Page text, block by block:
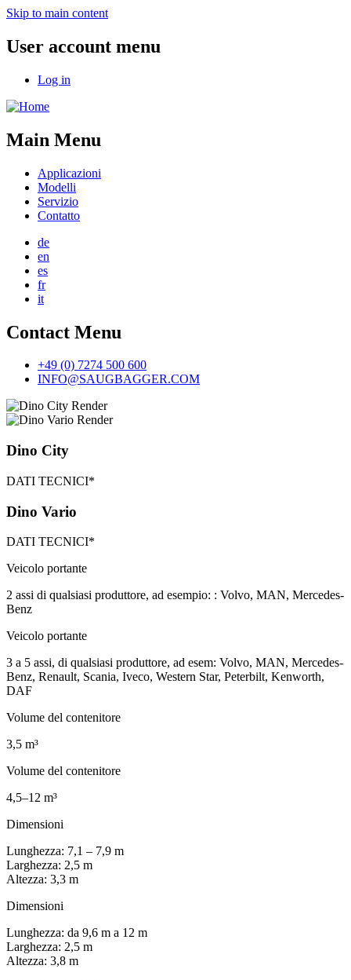
Skip to main content
User account menu
Log in
Main Menu
Applicazioni
Modelli
Servizio
Contatto
de
en
es
fr
it
Contact Menu
+49 (0) 7274 500 600
INFO@SAUGBAGGER.COM
Dino City
DATI TECNICI*
Dino Vario
DATI TECNICI*
Veicolo portante
2 assi di qualsiasi produttore, ad esempio: : Volvo, MAN, Mercedes-
Benz
Veicolo portante
3 a 5 assi, di qualsiasi produttore, ad esem: Volvo, MAN, Mercedes-
Benz, Renault, Scania, Iveco, Western Star, Peterbilt, Kenworth,
DAF
Volume del contenitore
3,5 m³
Volume del contenitore
4,5–12 m³
Dimensioni
Lunghezza: 7,1 – 7,9 m
Larghezza: 2,5 m
Altezza: 3,3 m
Dimensioni
Lunghezza: da 9,6 m a 12 m
Larghezza: 2,5 m
Altezza: 3,8 m